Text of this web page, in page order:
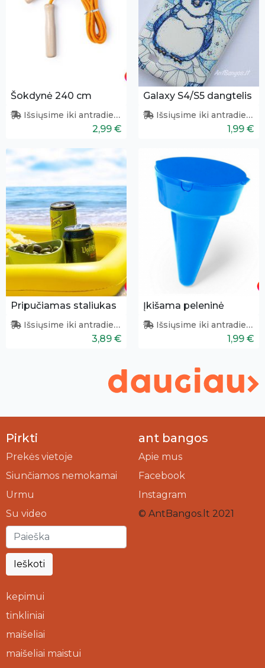
Šokdynė 240 cm
Išsiųsime iki antradienio
2,99 €
Galaxy S4/S5 dangtelis
Išsiųsime iki antradienio
1,99 €
Pripučiamas staliukas
Išsiųsime iki antradienio
3,89 €
Įkišama peleninė
Išsiųsime iki antradienio
1,99 €
Pirkti
Prekės vietoje
Siunčiamos nemokamai
Urmu
Su video
Ieškoti
kepimui
tinkliniai
maišeliai
maišeliai maistui
ant bangos
Apie mus
Facebook
Instagram
© AntBangos.lt 2021